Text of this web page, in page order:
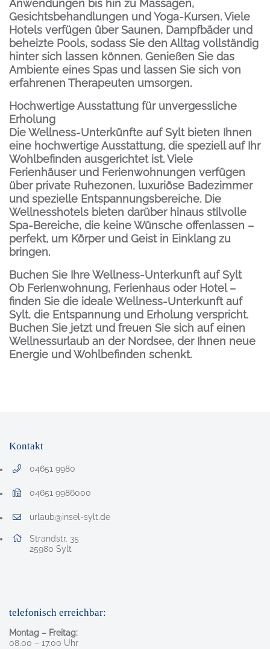
Anwendungen bis hin zu Massagen,
Gesichtsbehandlungen und Yoga-Kursen. Viele
Hotels verfügen über Saunen, Dampfbäder und
beheizte Pools, sodass Sie den Alltag vollständig
hinter sich lassen können. Genießen Sie das
Ambiente eines Spas und lassen Sie sich von
erfahrenen Therapeuten umsorgen.
Hochwertige Ausstattung für unvergessliche
Erholung
Die Wellness-Unterkünfte auf Sylt bieten Ihnen
eine hochwertige Ausstattung, die speziell auf Ihr
Wohlbefinden ausgerichtet ist. Viele
Ferienhäuser und Ferienwohnungen verfügen
über private Ruhezonen, luxuriöse Badezimmer
und spezielle Entspannungsbereiche. Die
Wellnesshotels bieten darüber hinaus stilvolle
Spa-Bereiche, die keine Wünsche offenlassen –
perfekt, um Körper und Geist in Einklang zu
bringen.
Buchen Sie Ihre Wellness-Unterkunft auf Sylt
Ob Ferienwohnung, Ferienhaus oder Hotel –
finden Sie die ideale Wellness-Unterkunft auf
Sylt, die Entspannung und Erholung verspricht.
Buchen Sie jetzt und freuen Sie sich auf einen
Wellnessurlaub an der Nordsee, der Ihnen neue
Energie und Wohlbefinden schenkt.
Kontakt
04651 9980
Telefonnummer: 0 4 6 5 1 9 9 8 0
04651 9986000
Faxnummer: 0 4 6 5 1 9 9 8 6 0 0 0
urlaub@insel-sylt.de
E-Mail Adresse: urlaub@insel-sylt.de
Adresse:
Strandstr. 35
25980 , 2 5 9 8 0
Sylt
telefonisch erreichbar:
Montag – Freitag:
08.00 – 17.00 Uhr